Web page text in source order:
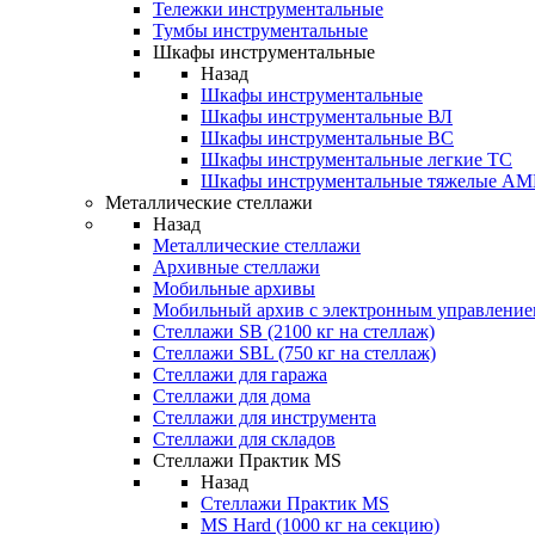
Тележки инструментальные
Тумбы инструментальные
Шкафы инструментальные
Назад
Шкафы инструментальные
Шкафы инструментальные ВЛ
Шкафы инструментальные ВС
Шкафы инструментальные легкие ТС
Шкафы инструментальные тяжелые
Металлические стеллажи
Назад
Металлические стеллажи
Архивные стеллажи
Мобильные архивы
Мобильный архив с электронным
Стеллажи SB (2100 кг на стеллаж)
Стеллажи SBL (750 кг на стеллаж)
Стеллажи для гаража
Стеллажи для дома
Стеллажи для инструмента
Стеллажи для складов
Стеллажи Практик MS
Назад
Стеллажи Практик MS
MS Hard (1000 кг на секцию)